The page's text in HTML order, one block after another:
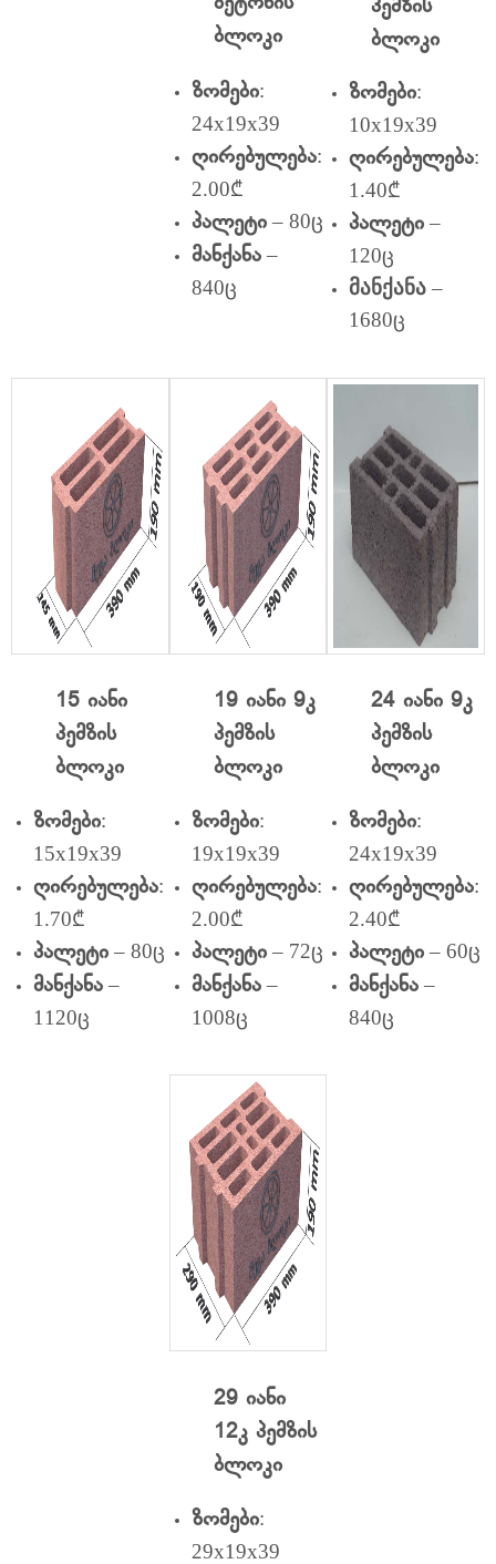
ბლოკი
ზომები:
24x19x39
ღირებულება:
2.00₾
პალეტი– 80ც
მანქანა–
840ც
პემზის
ბლოკი
ზომები:
10x19x39
ღირებულება:
1.40₾
პალეტი –
120ც
მანქანა –
1680ც
15 იანი
პემზის
ბლოკი
ზომები:
15x19x39
ღირებულება:
1.70₾
პალეტი – 80ც
მანქანა –
1120ც
19 იანი 9კ
პემზის
ბლოკი
ზომები:
19x19x39
ღირებულება:
2.00₾
პალეტი– 72ც
მანქანა–
1008ც
24 იანი 9კ
პემზის
ბლოკი
ზომები:
24x19x39
ღირებულება:
2.40₾
პალეტი – 60ც
მანქანა –
840ც
29 იანი
12კ პემზის
ბლოკი
ზომები:
29x19x39